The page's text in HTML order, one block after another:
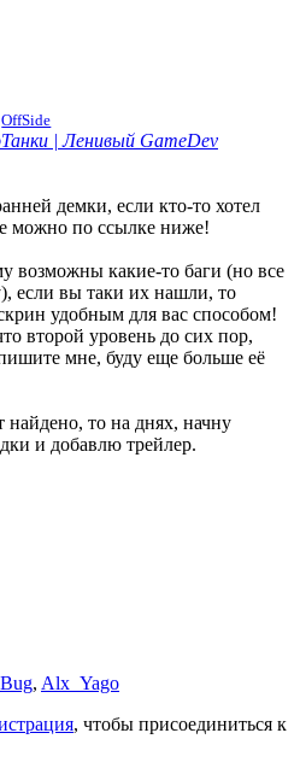
OffSide
| Ленивый GameDev
демки, если кто-то хотел
можно по ссылке ниже!
возможны какие-то баги (но все
если вы таки их нашли, то
удобным для вас способом!
второй уровень до сих пор,
мне, буду еще больше её
найдено, то на днях, начну
и добавлю трейлер.
, Alx_Yago
, чтобы присоединиться к